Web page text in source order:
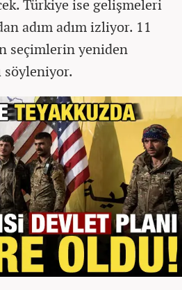
Türkiye ise gelişmeleri
adım adım izliyor. 11
seçimlerin yeniden
söyleniyor.